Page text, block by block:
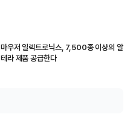
마우저 일렉트로닉스, 7,500종 이상의 알
테라 제품 공급한다